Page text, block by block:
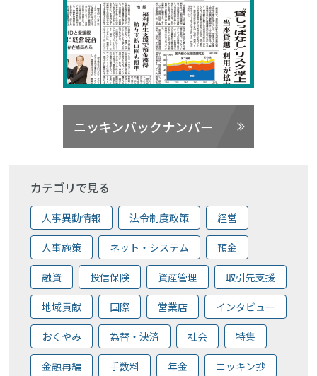
ニッキンバックナンバー
カテゴリで見る
人事異動情報 法令制度政策 経営
人事施策 ネット・システム 預金
融資 投信保険 資産管理 取引先支援
地域貢献 国際 営業店 インタビュー
おくやみ 為替・決済 社会 特集
金融再編 手数料 年金 ニッキン抄